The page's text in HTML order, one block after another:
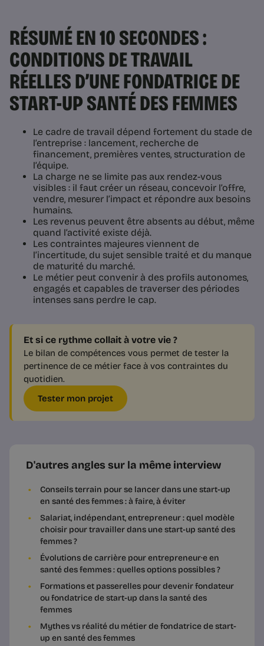
RÉSUMÉ EN 10 SECONDES :
CONDITIONS DE TRAVAIL
RÉELLES D’UNE FONDATRICE DE
START-UP SANTÉ DES FEMMES
Le cadre de travail dépend fortement du stade de
l’entreprise : lancement, recherche de
financement, premières ventes, structuration de
l’équipe.
La charge ne se limite pas aux rendez-vous
visibles : il faut créer un réseau, concevoir l’offre,
vendre, mesurer l’impact et répondre aux besoins
humains.
Les revenus peuvent être absents au début, même
quand l’activité existe déjà.
Les contraintes majeures viennent de
l’incertitude, du sujet sensible traité et du manque
de maturité du marché.
Le métier peut convenir à des profils autonomes,
engagés et capables de traverser des périodes
intenses sans perdre le cap.
Et si ce rythme collait à votre vie ?
Le bilan de compétences vous permet de tester la
pertinence de ce métier face à vos contraintes du
quotidien.
Tester mon projet
D'autres angles sur la même interview
Conseils terrain pour se lancer dans une start-up
en santé des femmes : à faire, à éviter
Salariat, indépendant, entrepreneur : quel modèle
choisir pour travailler dans une start-up santé des
femmes ?
Évolutions de carrière pour entrepreneur·e en
santé des femmes : quelles options possibles ?
Formations et passerelles pour devenir fondateur
ou fondatrice de start-up dans la santé des
femmes
Mythes vs réalité du métier de fondatrice de start-
up en santé des femmes